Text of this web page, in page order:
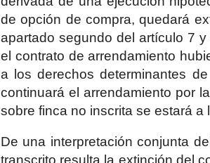
de opción de compra, quedará
apartado segundo del artículo 7
el contrato de arrendamiento
a los derechos determinantes
continuará el arrendamiento por
sobre finca no inscrita se estará
De una interpretación conjunta
transcrito resulta la extinción del